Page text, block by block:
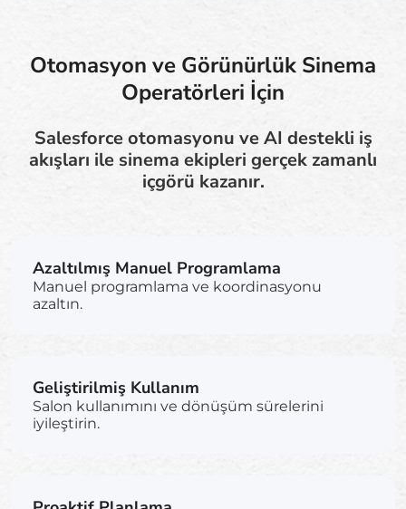
Otomasyon ve Görünürlük Sinema
Operatörleri İçin
Salesforce otomasyonu ve AI destekli iş
akışları ile sinema ekipleri gerçek zamanlı
içgörü kazanır.
Azaltılmış Manuel Programlama
Manuel programlama ve koordinasyonu
azaltın.
Geliştirilmiş Kullanım
Salon kullanımını ve dönüşüm sürelerini
iyileştirin.